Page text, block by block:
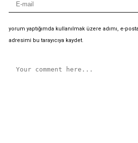
yorum yaptığımda kullanılmak üzere adımı, e-
adresimi bu tarayıcıya kaydet.